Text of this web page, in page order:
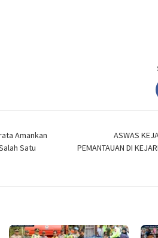
Amankan
Satu
ASWAS
PEMANTAUAN DI